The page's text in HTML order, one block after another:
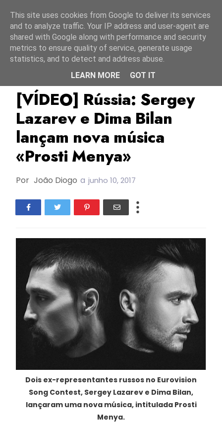
Dima Bilan ESC2006 ESC2008
[VÍDEO] Rússia: Sergey
Lazarev e Dima Bilan
lançam nova música
«Prosti Menya»
Por João Diogo a junho 10, 2017
Dois ex-representantes russos no Eurovision
Song Contest, Sergey Lazarev e Dima Bilan,
lançaram uma nova música, intitulada Prosti
Menya.
This site uses cookies from Google to deliver its services
and to analyze traffic. Your IP address and user-agent are
shared with Google along with performance and security
metrics to ensure quality of service, generate usage
statistics, and to detect and address abuse.
LEARN MORE
GOT IT